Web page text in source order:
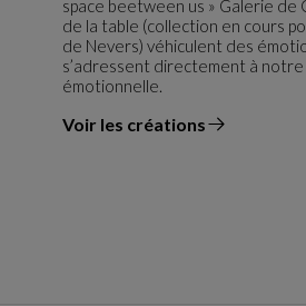
space beetween us » Galerie de
de la table (collection en cours
de Nevers) véhiculent des
s’adressent directement à
émotionnelle.
Voir les créations
du designer